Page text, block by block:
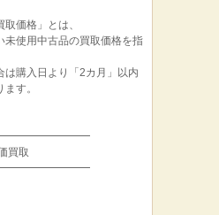
価格」とは、
未使用中古品の買取価格を指
は購入日より「2カ月」以内
す。
買取